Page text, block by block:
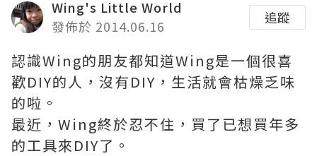
Wing's Little World
發佈於 2014.06.16
追蹤
認識Wing的朋友都知道Wing是一個很喜
歡DIY的人，沒有DIY，生活就會枯燥乏味
的啦。
最近，Wing終於忍不住，買了已想買年多
的工具來DIY了。